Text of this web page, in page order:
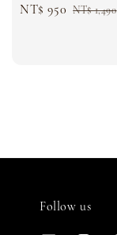
Sale
NT$ 950 Regular
NT$ 1,490
Follow us